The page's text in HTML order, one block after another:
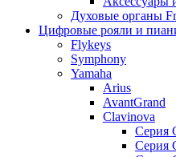
Духовые органы
Цифровые рояли и
Flykeys
Symphony
Yamaha
Arius
AvantGrand
Clavinova
Серия
Серия